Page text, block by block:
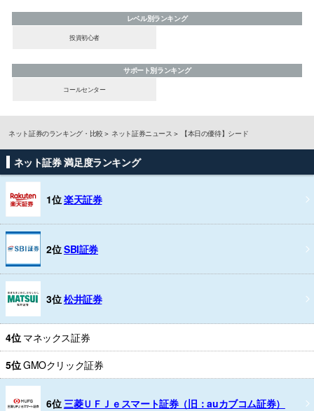
レベル別ランキング
投資初心者
サポート別ランキング
コールセンター
ネット証券のランキング・比較 ネット証券ニュース 【本日の優待】シード
ネット証券 満足度ランキング
1位楽天証券
2位SBI証券
3位松井証券
4位 マネックス証券
5位GMOクリック証券
6位 三菱ＵＦＪｅスマート証券（旧：auカブコム証券）